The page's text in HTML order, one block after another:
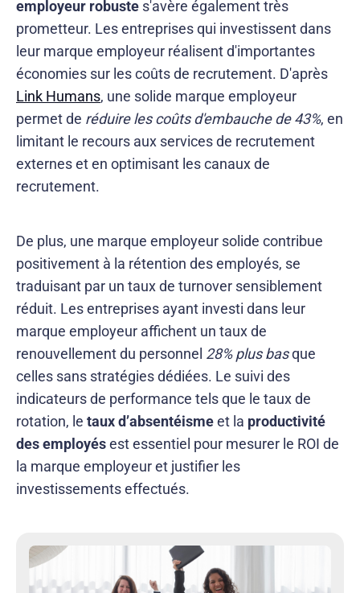
employeur robuste s'avère également très
prometteur. Les entreprises qui investissent dans
leur marque employeur réalisent d'importantes
économies sur les coûts de recrutement. D'après
Link Humans, une solide marque employeur
permet de réduire les coûts d'embauche de 43%, en
limitant le recours aux services de recrutement
externes et en optimisant les canaux de
recrutement.
De plus, une marque employeur solide contribue
positivement à la rétention des employés, se
traduisant par un taux de turnover sensiblement
réduit. Les entreprises ayant investi dans leur
marque employeur affichent un taux de
renouvellement du personnel 28% plus basque
celles sans stratégies dédiées. Le suivi des
indicateurs de performance tels que le taux de
rotation, le taux d’absentéismeet la productivité
des employésest essentiel pour mesurer le ROI de
la marque employeur et justifier les
investissements effectués.